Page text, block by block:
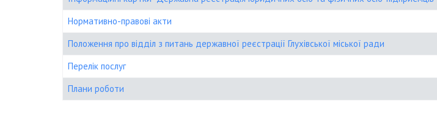
Нормативно-правові акти
Положення про відділ з питань державної реєстрації Глухівської міської ради
Перелік послуг
Плани роботи